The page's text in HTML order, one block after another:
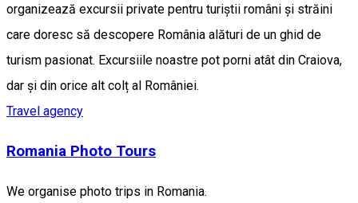
organizează excursii private pentru turiștii români și străini
care doresc să descopere România alături de un ghid de
turism pasionat. Excursiile noastre pot porni atât din Craiova,
dar și din orice alt colț al României.
Travel agency
Romania Photo Tours
We organise photo trips in Romania.